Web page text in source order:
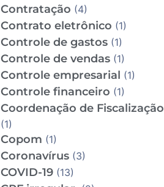
Contratação (4)
Contrato eletrônico (1)
Controle de gastos(1)
Controle de vendas(1)
Controle empresarial (1)
Controle financeiro (1)
Coordenação de Fiscalização
(1)
Copom (1)
Coronavírus(3)
COVID-19(13)